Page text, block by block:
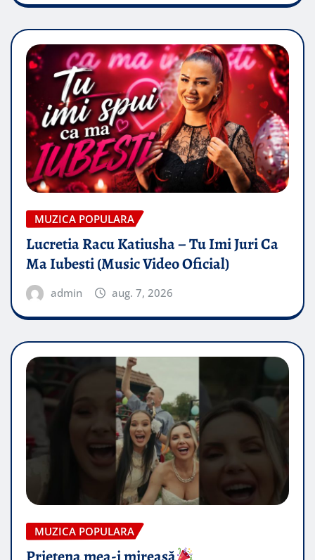
MUZICA POPULARA
Lucretia Racu Katiusha – Tu Imi Juri Ca
Ma Iubesti (Music Video Oficial)
admin aug. 7, 2026
MUZICA POPULARA